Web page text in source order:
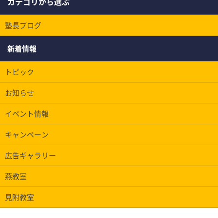
塾長ブログ
新着情報
トピック
お知らせ
イベント情報
キャンペーン
広告ギャラリー
燕教室
見附教室